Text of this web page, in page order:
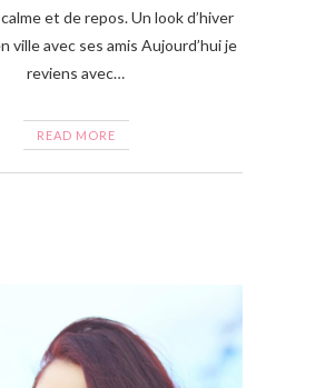
et de repos. Un look d’hiver
ville avec ses amis Aujourd’hui je
reviens avec…
READ MORE